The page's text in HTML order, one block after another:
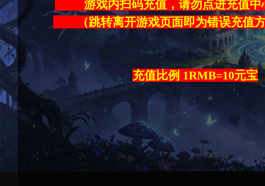
游戏内扫码充值，请勿点进充
（跳转离开游戏页面即为错误
充值比例 1RMB=10元宝